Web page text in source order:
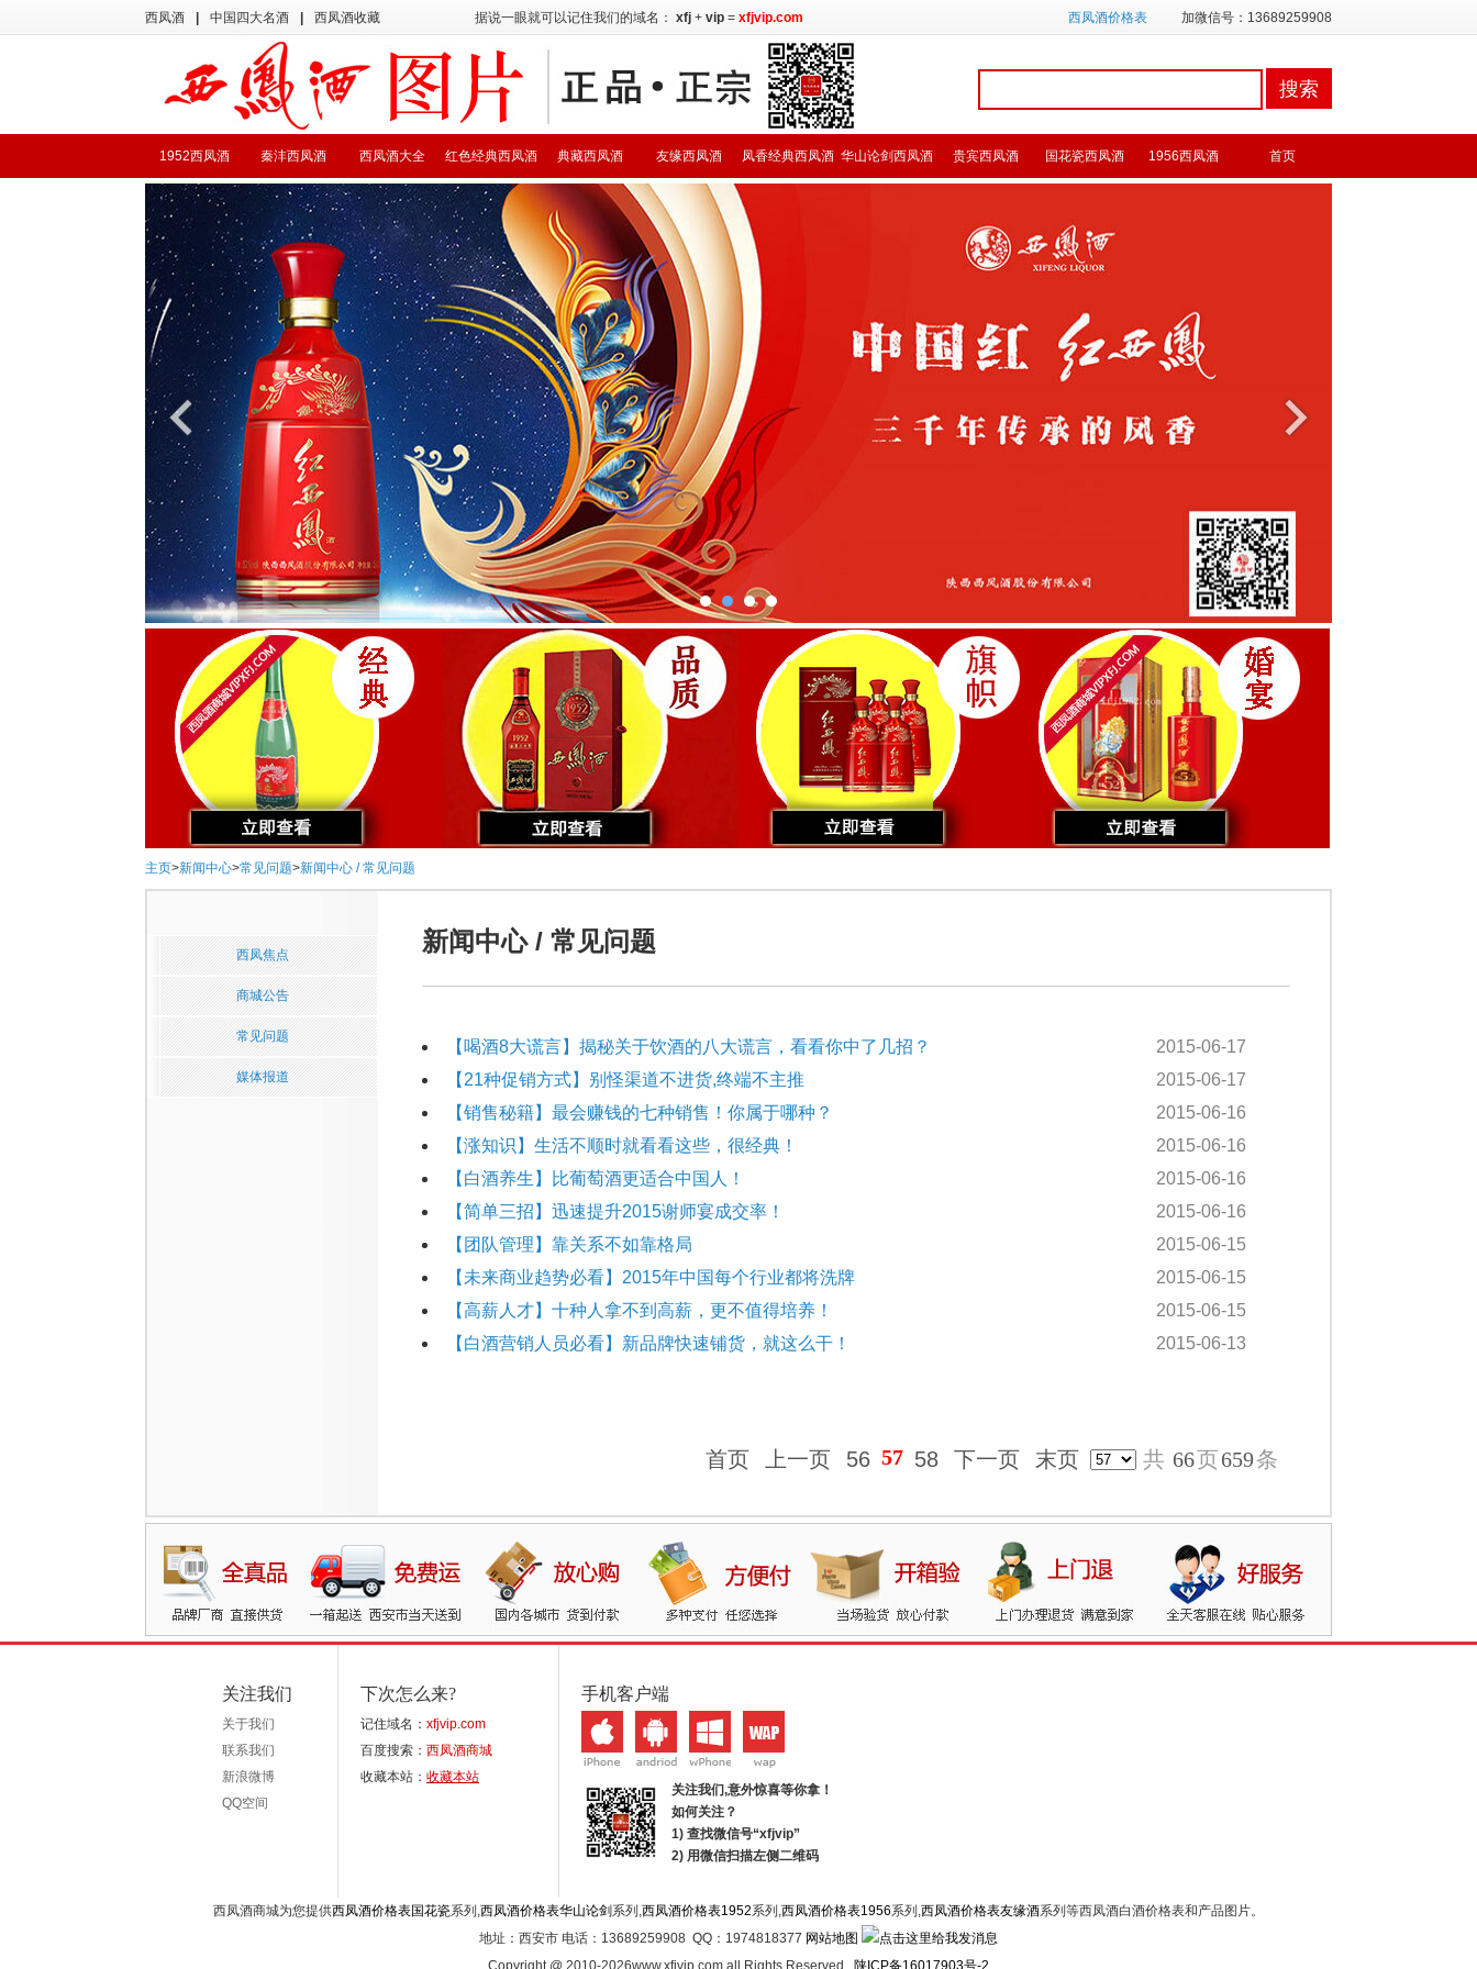
西凤酒 中国四大名酒 西凤酒收藏 据说一眼就可以记住我们的域名： xfj + vip = xfjvip.com 西凤酒价格表 加微信号：13689259908
首页
1956西凤酒
国花瓷西凤酒
贵宾西凤酒
华山论剑西凤酒
凤香经典西凤酒
友缘西凤酒
典藏西凤酒
红色经典西凤酒
西凤酒大全
秦沣西凤酒
1952西凤酒
主页>新闻中心>常见问题>新闻中心 / 常见问题
西凤焦点
商城公告
常见问题
媒体报道
新闻中心 / 常见问题
2015-06-17
【喝酒8大谎言】揭秘关于饮酒的八大谎言，看看你中了几招？
2015-06-17
【21种促销方式】别怪渠道不进货,终端不主推
2015-06-16
【销售秘籍】最会赚钱的七种销售！你属于哪种？
2015-06-16
【涨知识】生活不顺时就看看这些，很经典！
2015-06-16
【白酒养生】比葡萄酒更适合中国人！
2015-06-16
【简单三招】迅速提升2015谢师宴成交率！
2015-06-15
【团队管理】靠关系不如靠格局
2015-06-15
【未来商业趋势必看】2015年中国每个行业都将洗牌
2015-06-15
【高薪人才】十种人拿不到高薪，更不值得培养！
2015-06-13
【白酒营销人员必看】新品牌快速铺货，就这么干！
首页 上一页 56 57 58 下一页 末页 共 66页659条
关注我们
关于我们
联系我们
新浪微博
QQ空间
下次怎么来?
记住域名： xfjvip.com
百度搜索： 西凤酒商城
收藏本站： 收藏本站
手机客户端
关注我们,意外惊喜等你拿！
如何关注？
1) 查找微信号“xfjvip”
2) 用微信扫描左侧二维码
西凤酒商城为您提供西凤酒价格表国花瓷系列,西凤酒价格表华山论剑 系列,西凤酒价格表1952系列,西凤酒价格表1956系列,西凤酒价格表友缘酒系列等西凤酒白酒价格表和产品图片。
地址：西安市 电话：13689259908 QQ：1974818377 网站地图
Copyright @ 2010-2026www.xfjvip.com all Rights Reserved . 陕ICP备16017903号-2